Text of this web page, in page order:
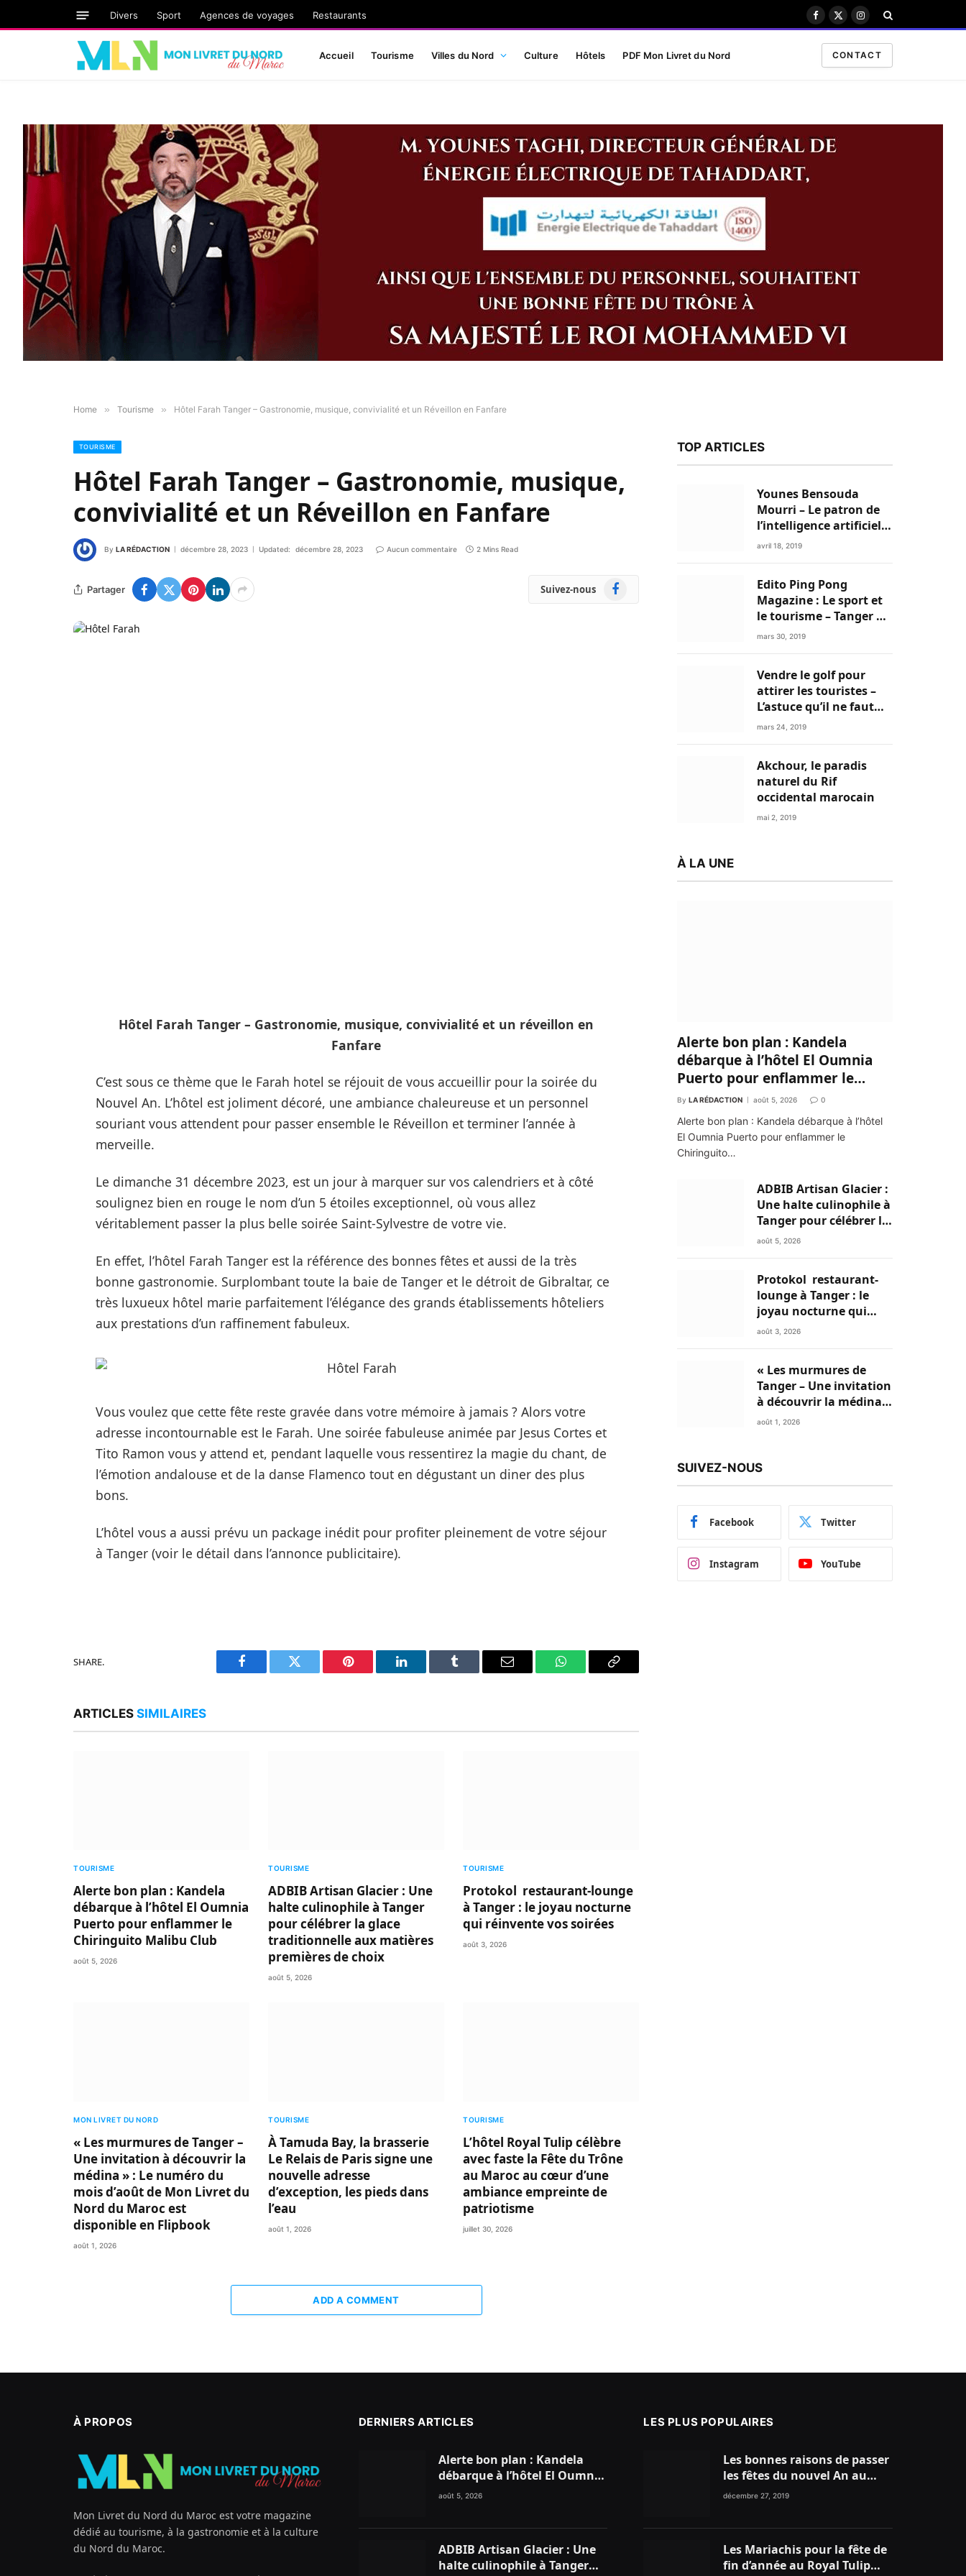
Divers Sport Agences de voyages Restaurants Facebook
X
Instagram
Accueil Tourisme Villes du Nord Culture Hôtels PDF Mon Livret du Nord CONTACT
Home » Tourisme » Hôtel Farah Tanger – Gastronomie, musique, convivialité et un Réveillon en Fanfare
TOURISME
Hôtel Farah Tanger – Gastronomie, musique,
convivialité et un Réveillon en Fanfare
By LA RÉDACTION décembre 28, 2023 Updated: décembre 28, 2023 Aucun commentaire 2 Mins Read
Partager Suivez-nous Facebook
Hôtel Farah Tanger – Gastronomie, musique, convivialité et un réveillon en
Fanfare
C’est sous ce thème que le Farah hotel se réjouit de vous accueillir pour la soirée du
Nouvel An. L’hôtel est joliment décoré, une ambiance chaleureuse et un personnel
souriant vous attendent pour passer ensemble le Réveillon et terminer l’année à
merveille.
Le dimanche 31 décembre 2023, est un jour à marquer sur vos calendriers et à côté
soulignez bien en rouge le nom d’un 5 étoiles exceptionnel, où vous allez
véritablement passer la plus belle soirée Saint-Sylvestre de votre vie.
En effet, l’hôtel Farah Tanger est la référence des bonnes fêtes et aussi de la très
bonne gastronomie. Surplombant toute la baie de Tanger et le détroit de Gibraltar, ce
très luxueux hôtel marie parfaitement l’élégance des grands établissements hôteliers
aux prestations d’un raffinement fabuleux.
Vous voulez que cette fête reste gravée dans votre mémoire à jamais ? Alors votre
adresse incontournable est le Farah. Une soirée fabuleuse animée par Jesus Cortes et
Tito Ramon vous y attend et, pendant laquelle vous ressentirez la magie du chant, de
l’émotion andalouse et de la danse Flamenco tout en dégustant un diner des plus
bons.
L’hôtel vous a aussi prévu un package inédit pour profiter pleinement de votre séjour
à Tanger (voir le détail dans l’annonce publicitaire).
SHARE.
Facebook Twitter Pinterest LinkedIn Tumblr Email WhatsAppCopy
ARTICLES SIMILAIRES
TOURISME
Alerte bon plan : Kandela
débarque à l’hôtel El Oumnia
Puerto pour enflammer le
Chiringuito Malibu Club
août 5, 2026
TOURISME
ADBIB Artisan Glacier : Une
halte culinophile à Tanger
pour célébrer la glace
traditionnelle aux matières
premières de choix
août 5, 2026
TOURISME
Protokol restaurant-lounge
à Tanger : le joyau nocturne
qui réinvente vos soirées
août 3, 2026
MON LIVRET DU NORD
« Les murmures de Tanger –
Une invitation à découvrir la
médina » : Le numéro du
mois d’août de Mon Livret du
Nord du Maroc est
disponible en Flipbook
août 1, 2026
TOURISME
À Tamuda Bay, la brasserie
Le Relais de Paris signe une
nouvelle adresse
d’exception, les pieds dans
l’eau
août 1, 2026
TOURISME
L’hôtel Royal Tulip célèbre
avec faste la Fête du Trône
au Maroc au cœur d’une
ambiance empreinte de
patriotisme
juillet 30, 2026
ADD A COMMENT
TOP ARTICLES
Younes Bensouda
Mourri – Le patron de
l’intelligence artificielle
est un Marocain
avril 18, 2019
Edito Ping Pong
Magazine : Le sport et
le tourisme – Tanger a
tout pour réussir!
mars 30, 2019
Vendre le golf pour
attirer les touristes –
L’astuce qu’il ne faut
plus négliger
mars 24, 2019
Akchour, le paradis
naturel du Rif
occidental marocain
mai 2, 2019
À LA UNE
Alerte bon plan : Kandela
débarque à l’hôtel El Oumnia
Puerto pour enflammer le
Chiringuito Malibu Club
By LA RÉDACTION août 5, 2026 0
Alerte bon plan : Kandela débarque à l’hôtel
El Oumnia Puerto pour enflammer le
Chiringuito…
ADBIB Artisan Glacier :
Une halte culinophile à
Tanger pour célébrer la
glace traditionnelle
août 5, 2026
Protokol restaurant-
lounge à Tanger : le
joyau nocturne qui
réinvente vos soirées
août 3, 2026
« Les murmures de
Tanger – Une invitation
à découvrir la médina »
: Le numéro du mois
disponible en Flipbook
août 1, 2026
SUIVEZ-NOUS
Facebook Twitter
Instagram YouTube
À PROPOS
Mon Livret du Nord du Maroc est votre magazine
dédié au tourisme, à la gastronomie et à la culture
du Nord du Maroc.
DERNIERS ARTICLES
Alerte bon plan : Kandela
débarque à l’hôtel El Oumnia
Puerto pour enflammer le
août 5, 2026
ADBIB Artisan Glacier : Une
halte culinophile à Tanger
LES PLUS POPULAIRES
Les bonnes raisons de passer
les fêtes du nouvel An au
nord du Maroc
décembre 27, 2019
Les Mariachis pour la fête de
fin d’année au Royal Tulip